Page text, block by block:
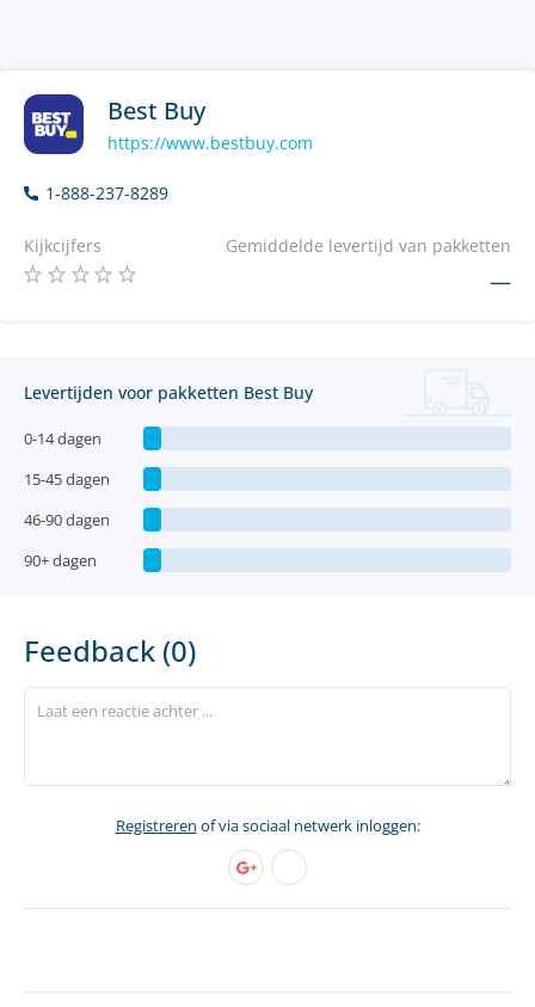
Best Buy
https://www.bestbuy.com
1-888-237-8289
Kijkcijfers Gemiddelde levertijd van pakketten
—
Levertijden voor pakketten Best Buy
0-14 dagen
15-45 dagen
46-90 dagen
90+ dagen
Feedback (0)
Registreren of via sociaal netwerk inloggen: